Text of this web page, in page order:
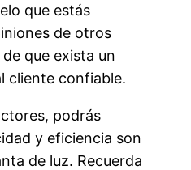
que estás
de otros
que exista un
cliente confiable.
podrás
y eficiencia son
de luz. Recuerda